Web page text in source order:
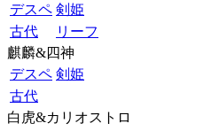
デスペ 剣姫
古代
リーフ
麒麟&四神
デスペ 剣姫
古代
白虎&カリオストロ